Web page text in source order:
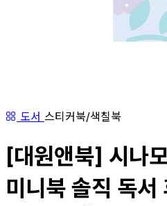
도서 스티커북/색칠북
[대원앤북] 시나
미니북 솔직 독